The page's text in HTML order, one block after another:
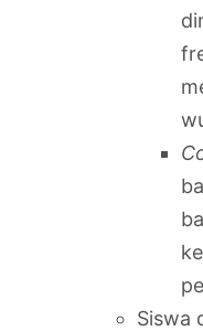
Siswa